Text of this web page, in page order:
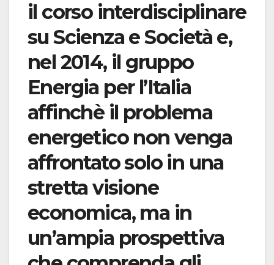
il corso interdisciplinare
su Scienza e Società e,
nel 2014, il gruppo
Energia per l’Italia
affinchè il problema
energetico non venga
affrontato solo in una
stretta visione
economica, ma in
un’ampia prospettiva